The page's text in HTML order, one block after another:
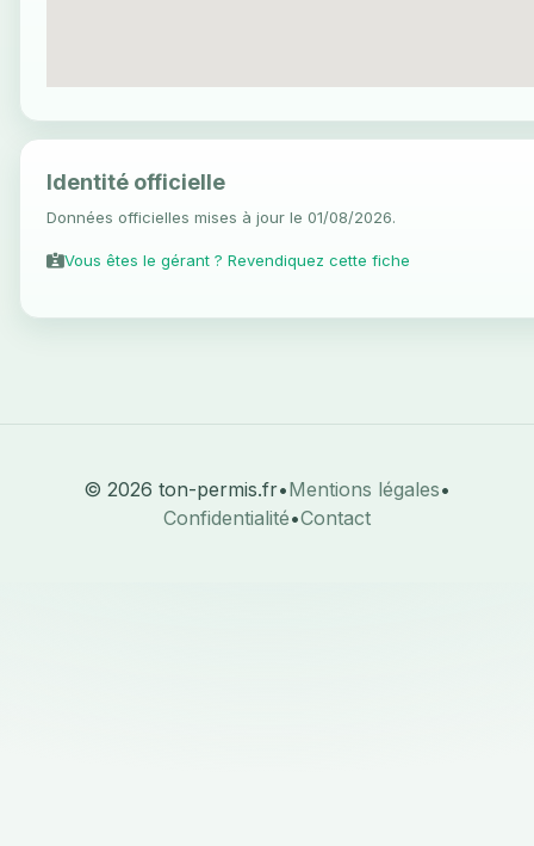
Identité officielle
Données officielles mises à jour le 01/08/2026.
Vous êtes le gérant ? Revendiquez cette fiche
© 2026 ton-permis.fr•Mentions légales•
Confidentialité•Contact